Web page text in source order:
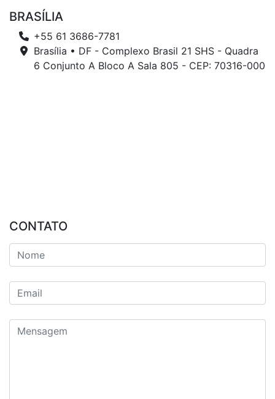
BRASÍLIA
+55 61 3686-7781
Brasília • DF - Complexo Brasil 21 SHS - Quadra
6 Conjunto A Bloco A Sala 805 - CEP: 70316-000
CONTATO